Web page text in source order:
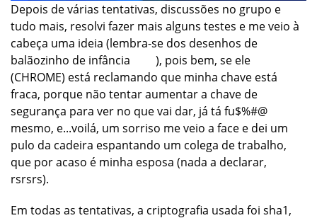
Depois de várias tentativas, discussões no grupo e
tudo mais, resolvi fazer mais alguns testes e me veio à
cabeça uma ideia (lembra-se dos desenhos de
balãozinho de infância ), pois bem, se ele
(CHROME) está reclamando que minha chave está
fraca, porque não tentar aumentar a chave de
segurança para ver no que vai dar, já tá fu$%#@
mesmo, e...voilá, um sorriso me veio a face e dei um
pulo da cadeira espantando um colega de trabalho,
que por acaso é minha esposa (nada a declarar,
rsrsrs).
Em todas as tentativas, a criptografia usada foi sha1,